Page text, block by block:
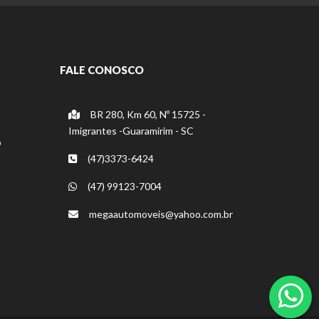
FALE CONOSCO
BR 280, Km 60, Nº 15725 -
Imigrantes -Guaramirim - SC
(47)3373-6424
(47) 99123-7004
megaautomoveis@yahoo.com.br